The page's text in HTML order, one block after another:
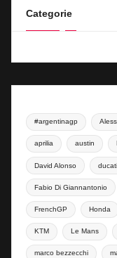
Categorie
#argentinagp
aprilia austin
David Alonso ducati
Fabio Di Giannantonio
FrenchGP Honda
KTM Le Mans
marco bezzecchi